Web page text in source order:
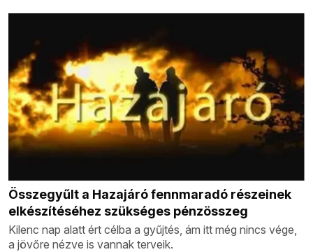
Összegyűlt a Hazajáró fennmaradó részeinek
elkészítéséhez szükséges pénzösszeg
Kilenc nap alatt ért célba a gyűjtés, ám itt még nincs vége,
a jövőre nézve is vannak terveik.